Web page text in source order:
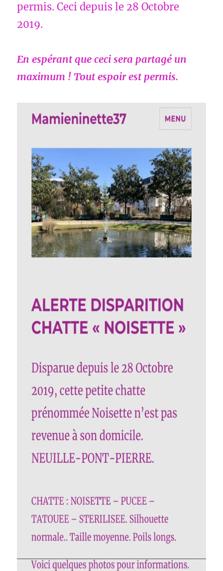
permis. Ceci depuis le 28 Octobre
2019.
En espérant que ceci sera partagé un
maximum ! Tout espoir est permis.